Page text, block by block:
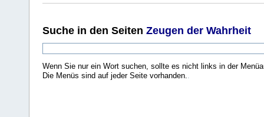
Suche in den Seiten Zeugen der Wahrheit
Wenn Sie nur ein Wort suchen, sollte es nicht links in der
Die Menüs sind auf jeder Seite vorhanden.